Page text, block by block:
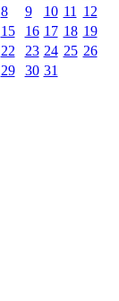
8 9 10 11
12
15 16 17 18 19
22 23 24 25 26
29 30 31